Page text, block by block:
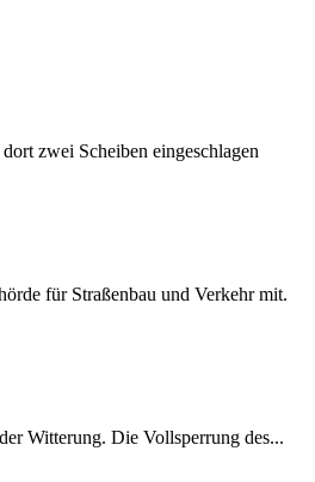
zwei Scheiben eingeschlagen
für Straßenbau und Verkehr mit.
Witterung. Die Vollsperrung des...